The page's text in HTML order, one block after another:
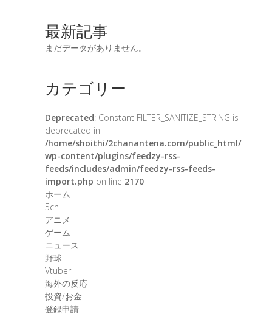
最新記事
まだデータがありません。
カテゴリー
Deprecated: Constant FILTER_SANITIZE_STRING is
deprecated in
/home/shoithi/2chanantena.com/public_html/
wp-content/plugins/feedzy-rss-
feeds/includes/admin/feedzy-rss-feeds-
import.php on line 2170
ホーム
5ch
アニメ
ゲーム
ニュース
野球
Vtuber
海外の反応
投資/お金
登録申請